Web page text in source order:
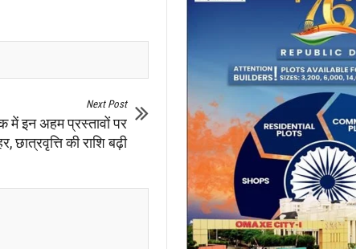
Next Post
में इन अहम प्रस्तावों पर
छात्रवृत्ति की राशि बढ़ी